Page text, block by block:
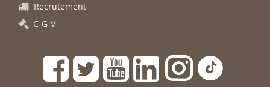
Recrutement
C-G-V